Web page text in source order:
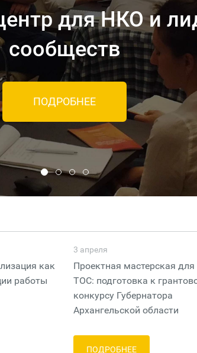
центр для
и организаций
НА КОНСУЛЬТАЦИЮ
как
работы
3 апреля
Проектная мастерская
ТОС: подготовка к
конкурсу Губернатора
Архангельской области
ПОДРОБНЕЕ